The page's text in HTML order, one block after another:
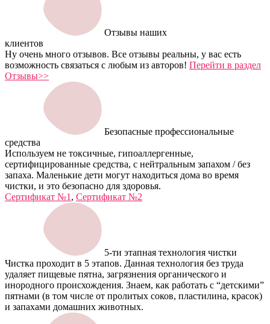
Отзывы наших
клиентов
Ну очень много отзывов. Все отзывы реальны, у вас есть
возможность связаться с любым из авторов! Перейти в раздел
Отзывы>>
Безопасные профессиональные
средства
Используем не токсичные, гипоаллергенные,
сертифицированные средства, с нейтральным запахом / без
запаха. Маленькие дети могут находиться дома во время
чистки, и это безопасно для здоровья.
Сертификат №1 , Сертификат №2
5-ти этапная технология чистки
Чистка проходит в 5 этапов. Данная технология без труда
удаляет пищевые пятна, загрязнения органического и
инородного происхождения. Знаем, как работать с “детскими”
пятнами (в том числе от пролитых соков, пластилина, красок)
и запахами домашних животных.